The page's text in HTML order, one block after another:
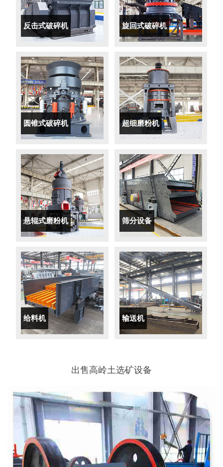
反击式破碎机 旋回式破碎机
圆锥式破碎机 超细磨粉机
悬辊式磨粉机 筛分设备
给料机 输送机
出售高岭土选矿设备